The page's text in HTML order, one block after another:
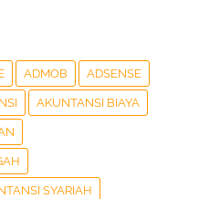
ADMOB ADSENSE
AKUNTANSI BIAYA
SYARIAH